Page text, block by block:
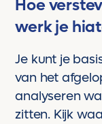
Hoe
werk je
Je kunt je
van het
analyseren
zitten. Kijk